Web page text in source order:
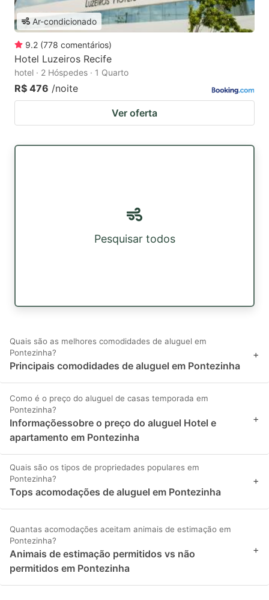
Ar-condicionado
9.2 (778 comentários)
Hotel Luzeiros Recife
hotel · 2 Hóspedes · 1 Quarto
R$ 476 /noite
Ver oferta
Pesquisar todos
Quais são as melhores comodidades de aluguel em
Pontezinha?
Principais comodidades de aluguel em Pontezinha
+
Como é o preço do aluguel de casas temporada em
Pontezinha?
Informaçõessobre o preço do aluguel Hotel e
apartamento em Pontezinha
+
Quais são os tipos de propriedades populares em
Pontezinha?
Tops acomodações de aluguel em Pontezinha
+
Quantas acomodações aceitam animais de estimação em
Pontezinha?
Animais de estimação permitidos vs não
permitidos em Pontezinha
+